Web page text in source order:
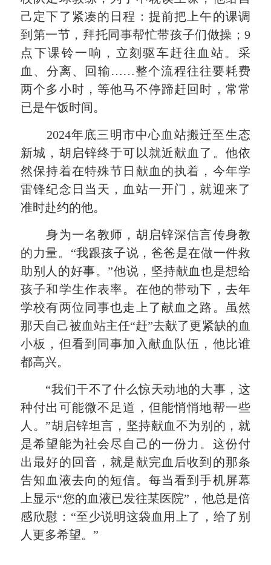
己定下了紧凑的日程：提前把上午的课调
到第一节，拜托同事帮忙带孩子们做操；9
点下课铃一响，立刻驱车赶往血站。采
血、分离、回输……整个流程往往要耗费
两个多小时，等他马不停蹄赶回时，常常
已是午饭时间。
2024年底三明市中心血站搬迁至生态
新城，胡启锌终于可以就近献血了。他依
然保持着在特殊节日献血的执着，今年学
雷锋纪念日当天，血站一开门，就迎来了
准时赴约的他。
身为一名教师，胡启锌深信言传身教
的力量。“我跟孩子说，爸爸是在做一件救
助别人的好事。”他说，坚持献血也是想给
孩子和学生作表率。在他的带动下，去年
学校有两位同事也走上了献血之路。虽然
那天自己被血站主任“赶”去献了更紧缺的血
小板，但看到同事加入献血队伍，他比谁
都高兴。
“我们干不了什么惊天动地的大事，这
种付出可能微不足道，但能悄悄地帮一些
人。”胡启锌坦言，坚持献血不为别的，就
是希望能为社会尽自己的一份力。这份付
出最好的回音，就是献完血后收到的那条
告知血液去向的短信。每当看到手机屏幕
上显示“您的血液已发往某医院”，他总是倍
感欣慰：“至少说明这袋血用上了，给了别
人更多希望。”